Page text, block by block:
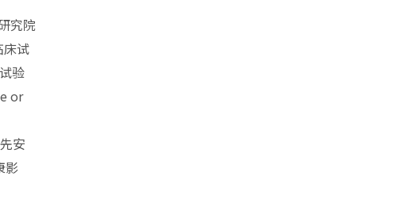
究院
床试
验
or
安
影